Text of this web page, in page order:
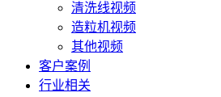
清洗线视频
造粒机视频
其他视频
客户案例
行业相关